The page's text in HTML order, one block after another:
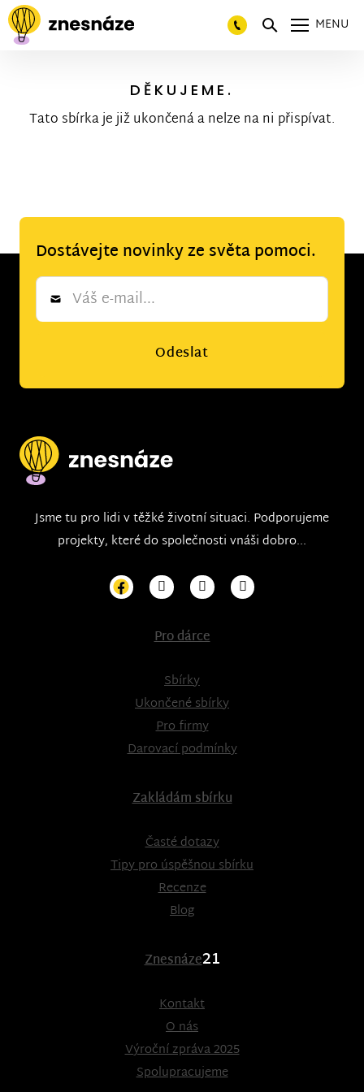
MENU
DĚKUJEME.
Tato sbírka je již ukončená a nelze na ni přispívat.
Dostávejte novinky ze světa pomoci.
Newsletter
Odeslat
Jsme tu pro lidi v těžké životní situaci. Podporujeme
projekty, které do společnosti vnáši dobro...
Pro dárce
Sbírky
Ukončené sbírky
Pro firmy
Darovací podmínky
Zakládám sbírku
Časté dotazy
Tipy pro úspěšnou sbírku
Recenze
Blog
Znesnáze21
Kontakt
O nás
Výroční zpráva 2025
Spolupracujeme